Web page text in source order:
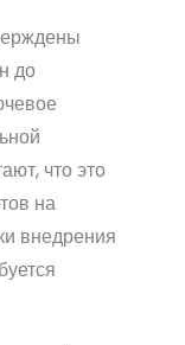
до
что это
на
внедрения